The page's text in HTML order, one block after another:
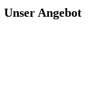
Unser Angebot